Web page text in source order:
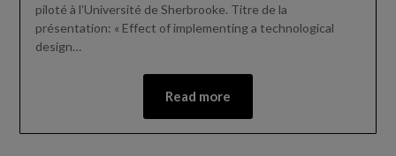
piloté à l’Université de Sherbrooke. Titre de la
présentation: « Effect of implementing a technological
design…
Read more